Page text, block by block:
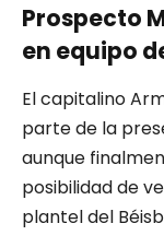
Prospecto
en equipo
El capitalino
parte de la
aunque
posibilidad de
plantel del